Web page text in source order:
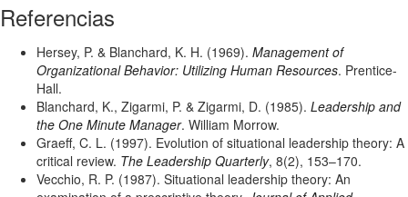
Referencias
Hersey, P. & Blanchard, K. H. (1969). Management of
Organizational Behavior: Utilizing Human Resources. Prentice-
Hall.
Blanchard, K., Zigarmi, P. & Zigarmi, D. (1985). Leadership and
the One Minute Manager. William Morrow.
Graeff, C. L. (1997). Evolution of situational leadership theory: A
critical review. The Leadership Quarterly, 8(2), 153–170.
Vecchio, R. P. (1987). Situational leadership theory: An